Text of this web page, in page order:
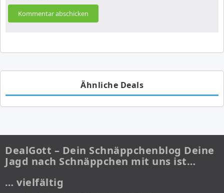
Ähnliche Deals
DealGott – Dein Schnäppchenblog Deine
Jagd nach Schnäppchen mit uns ist…
… vielfältig